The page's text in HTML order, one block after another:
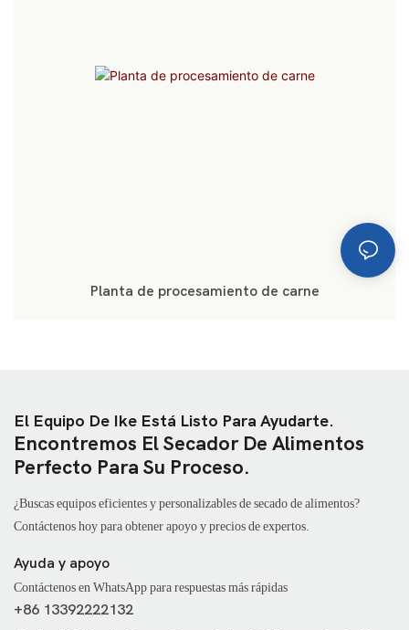
Planta de procesamiento de carne
El Equipo De Ike Está Listo Para Ayudarte.
Encontremos El Secador De Alimentos
Perfecto Para Su Proceso.
¿Buscas equipos eficientes y personalizables de secado de alimentos?
Contáctenos hoy para obtener apoyo y precios de expertos.
Ayuda y apoyo
Contáctenos en WhatsApp para respuestas más rápidas
+86 13392222132